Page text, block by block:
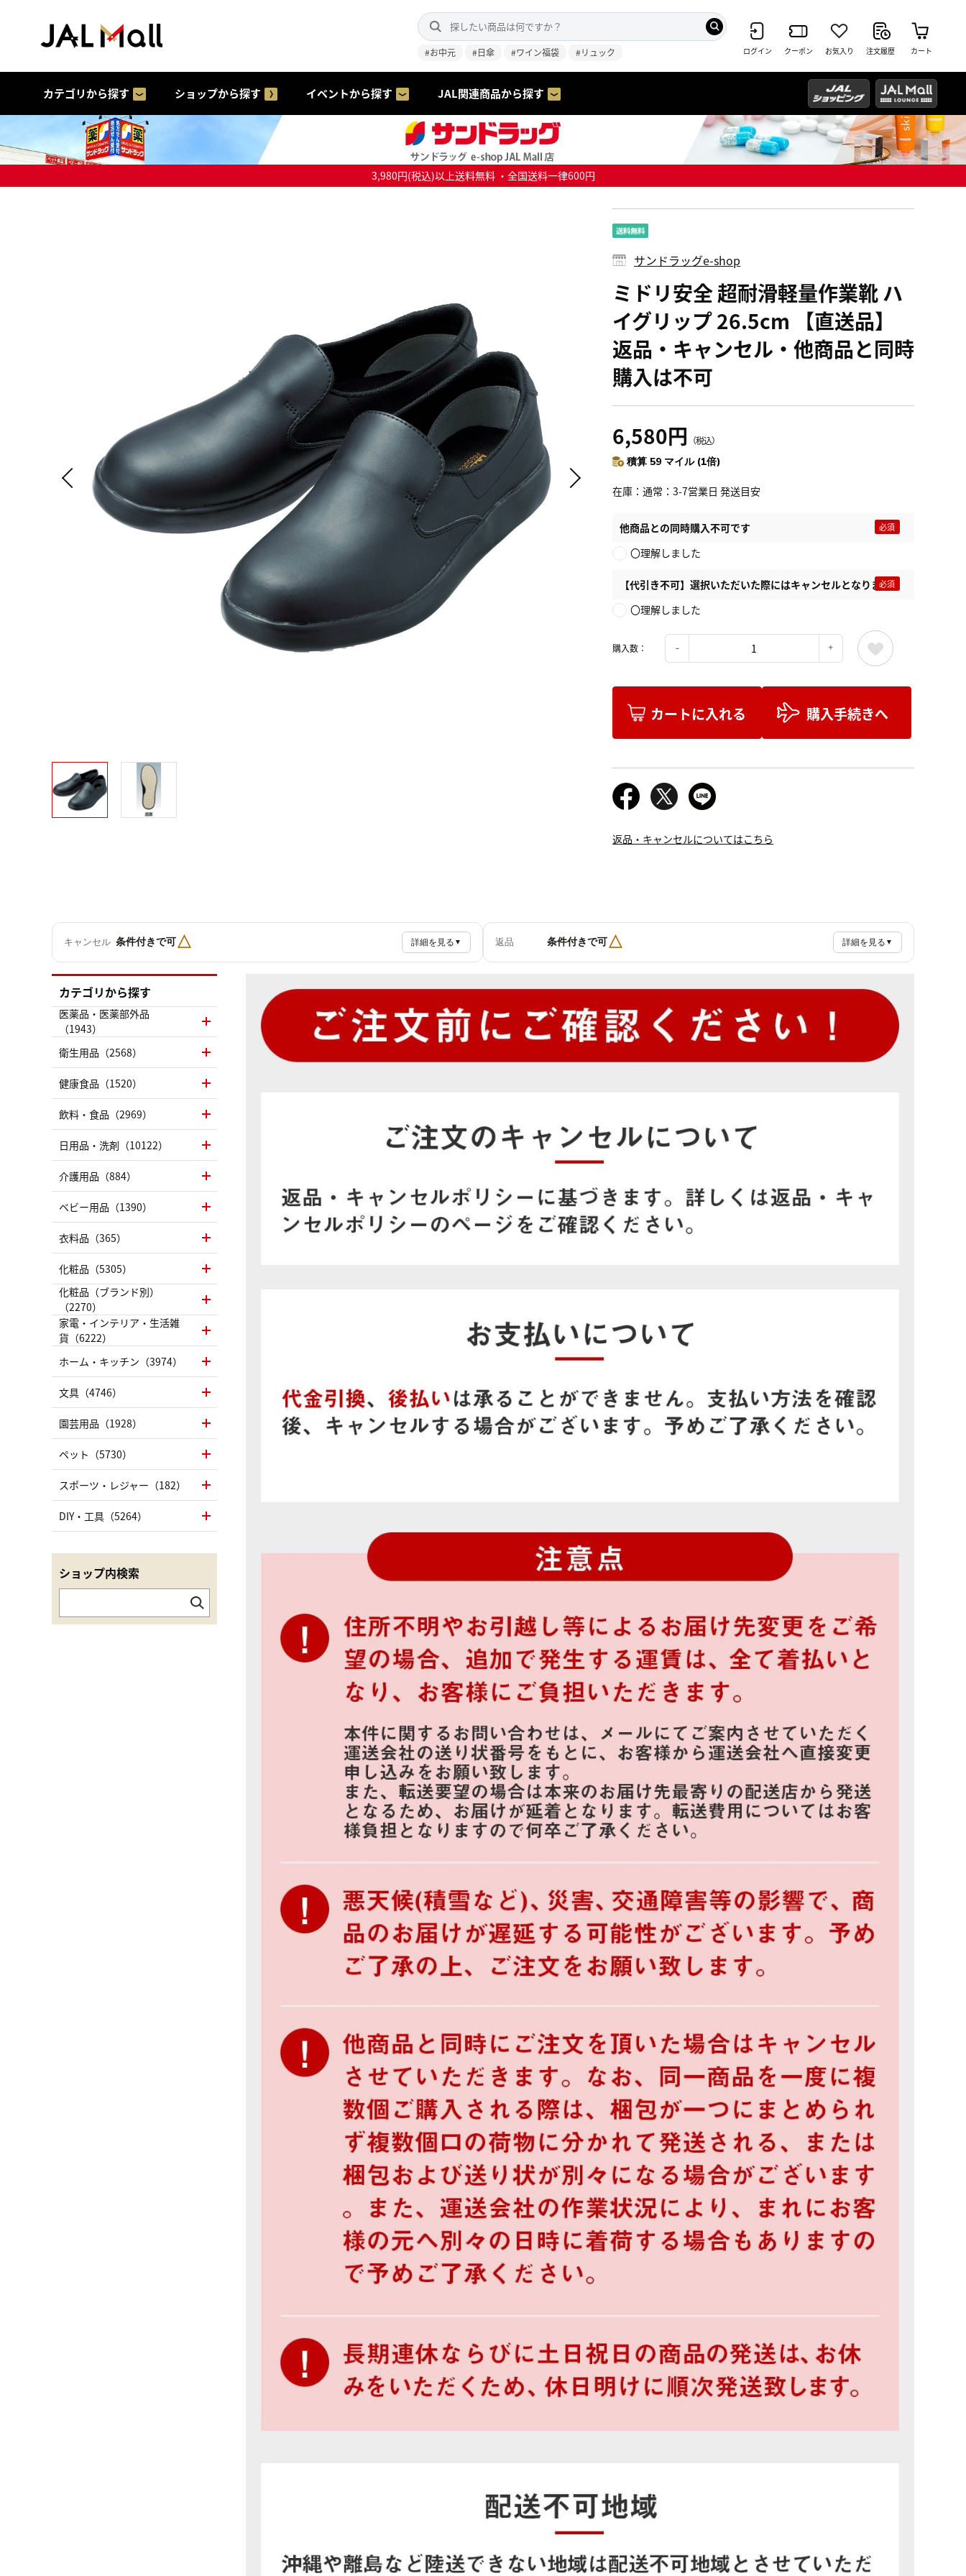
#お中元 #日傘 #ワイン福袋 #リュック ログイン クーポン お気入り 注文履歴 カート
カテゴリから探す ショップから探す イベントから探す JAL関連商品から探す
3,980円(税込)以上送料無料 ・全国送料一律600円
サンドラッグe-shop
ミドリ安全 超耐滑軽量作業靴 ハ
イグリップ 26.5cm 【直送品】
返品・キャンセル・他商品と同時
購入は不可
6,580円 （税込）
積算 59 マイル (1倍)
在庫 通常：3-7営業日 発送目安
他商品との同時購入不可です
〇理解しました
【代引き不可】選択いただいた際にはキャンセルとなります
〇理解しました
購入数：
カートに入れる 購入手続きへ
返品・キャンセルについてはこちら
キャンセル 条件付きで可△ 詳細を見る ▼ 返品 条件付きで可△ 詳細を見る ▼
カテゴリから探す
医薬品・医薬部外品
（1943）
衛生用品（2568）
健康食品（1520）
飲料・食品（2969）
日用品・洗剤（10122）
介護用品（884）
ベビー用品（1390）
衣料品（365）
化粧品（5305）
化粧品（ブランド別）
（2270）
家電・インテリア・生活雑
貨（6222）
ホーム・キッチン（3974）
文具（4746）
園芸用品（1928）
ペット（5730）
スポーツ・レジャー（182）
DIY・工具（5264）
ショップ内検索